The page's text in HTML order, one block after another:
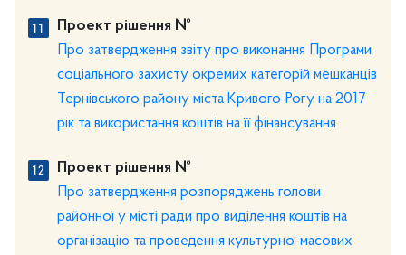
Проект рішення №
Про затвердження звіту про виконання Програми
соціального захисту окремих категорій мешканців
Тернівського району міста Кривого Рогу на 2017
рік та використання коштів на її фінансування
Проект рішення №
Про затвердження розпоряджень голови
районної у місті ради про виділення коштів на
організацію та проведення культурно-масових